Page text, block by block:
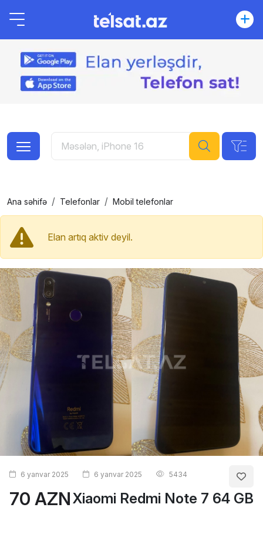
Ana səhifə Telefonlar Mobil telefonlar
Elan artıq aktiv deyil.
70 AZNXiaomi Redmi Note 7 64 GB
6 yanvar 2025 6 yanvar 2025 5434